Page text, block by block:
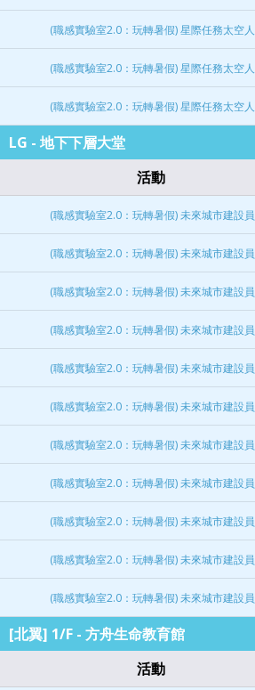
(職感實驗室2.0：玩轉暑假) 星際任務太空人
(職感實驗室2.0：玩轉暑假) 星際任務太空人
(職感實驗室2.0：玩轉暑假) 星際任務太空人
LG - 地下下層大堂
活動
(職感實驗室2.0：玩轉暑假) 未來城市建設員
(職感實驗室2.0：玩轉暑假) 未來城市建設員
(職感實驗室2.0：玩轉暑假) 未來城市建設員
(職感實驗室2.0：玩轉暑假) 未來城市建設員
(職感實驗室2.0：玩轉暑假) 未來城市建設員
(職感實驗室2.0：玩轉暑假) 未來城市建設員
(職感實驗室2.0：玩轉暑假) 未來城市建設員
(職感實驗室2.0：玩轉暑假) 未來城市建設員
(職感實驗室2.0：玩轉暑假) 未來城市建設員
(職感實驗室2.0：玩轉暑假) 未來城市建設員
(職感實驗室2.0：玩轉暑假) 未來城市建設員
[北翼] 1/F - 方舟生命教育館
活動